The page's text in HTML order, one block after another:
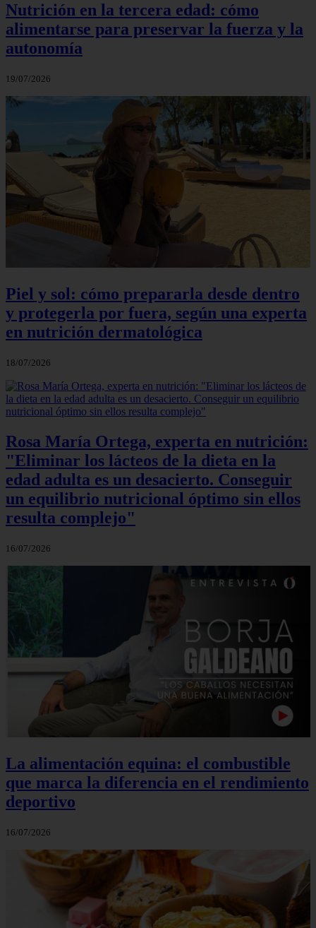
Nutrición en la tercera edad: cómo
alimentarse para preservar la fuerza y la
autonomía
19/07/2026
Piel y sol: cómo prepararla desde dentro
y protegerla por fuera, según una experta
en nutrición dermatológica
18/07/2026
Rosa María Ortega, experta en nutrición:
"Eliminar los lácteos de la dieta en la
edad adulta es un desacierto. Conseguir
un equilibrio nutricional óptimo sin ellos
resulta complejo"
16/07/2026
La alimentación equina: el combustible
que marca la diferencia en el rendimiento
deportivo
16/07/2026